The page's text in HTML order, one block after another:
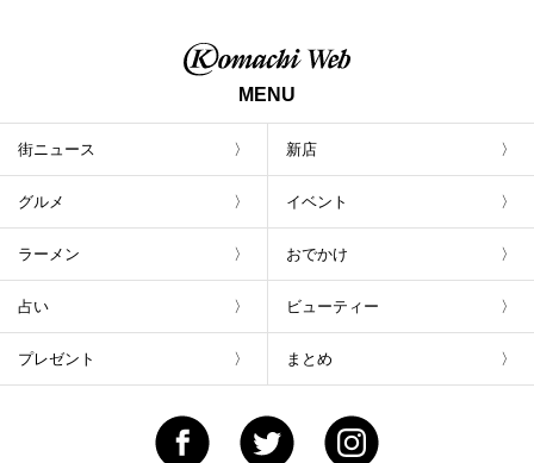
MENU
街ニュース 新店
グルメ イベント
ラーメン おでかけ
占い ビューティー
プレゼント まとめ